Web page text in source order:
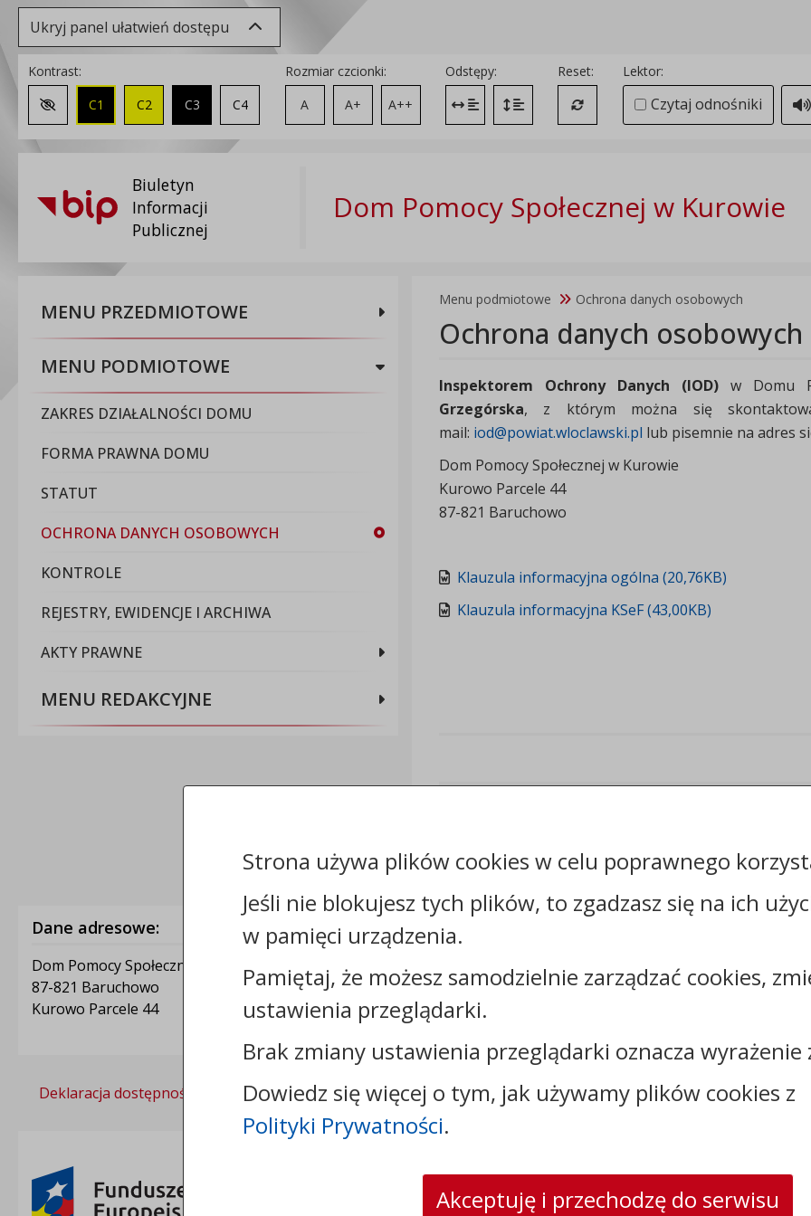
Ukryj panel ułatwień dostępu
Kontrast:
Zmień kontrast na domyślny
C1 C2 C3 C4
Rozmiar czcionki:
A
A+ A++
Odstępy:
Zmień odstęp między literami
Zmień interlinię i margines między paragrafami
Reset:
Przywróć ustawienia domyślne
Lektor:
Czytaj odnośniki
Biuletyn
Informacji
Publicznej
Dom Pomocy Społecznej w Kurowie
MENU PRZEDMIOTOWE
MENU PODMIOTOWE
ZAKRES DZIAŁALNOŚCI DOMU
FORMA PRAWNA DOMU
STATUT
OCHRONA DANYCH OSOBOWYCH
KONTROLE
REJESTRY, EWIDENCJE I ARCHIWA
AKTY PRAWNE
MENU REDAKCYJNE
Menu podmiotowe Ochrona danych osobowych
Ochrona danych osobowych
Inspektorem Ochrony Danych (IOD)w Domu
Grzegórska, z którym można się
mail: iod@powiat.wloclawski.pl lub pisemnie na adres
Dom Pomocy Społecznej w Kurowie
Kurowo Parcele 44
87-821 Baruchowo
Klauzula informacyjna ogólna (20,76KB)
Klauzula informacyjna KSeF (43,00KB)
Dane adresowe:
Dom Pomocy Społecznej w Kurowie
87-821 Baruchowo
Kurowo Parcele 44
Kontakt:
+48542845626
e-mail:dpskurowo@powiat.wloclawski.pl
skrytka ePUAP: /dpskurowo2/SkrytkaESP
Deklaracja dostępności Polityka prywatności
Strona używa plików cookies w celu poprawnego
Jeśli nie blokujesz tych plików, to zgadzasz się na ich
w pamięci urządzenia.
Pamiętaj, że możesz samodzielnie zarządzać cookies,
ustawienia przeglądarki.
Brak zmiany ustawienia przeglądarki oznacza wyrażenie
Dowiedz się więcej o tym, jak używamy plików cookies z
Polityki Prywatności.
Akceptuję i przechodzę do serwisu